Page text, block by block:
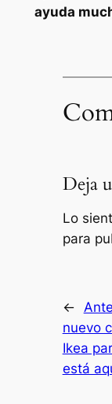
ayuda
Deja
Lo
para
←
nuevo
Ikea
está